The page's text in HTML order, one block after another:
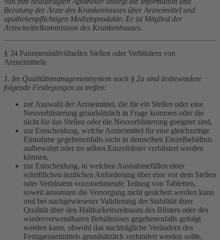
Beratung der Ärzte des Krankenhauses über Arzneimittel und
apothekenpflichtigen Medizinprodukte. Er ist Mitglied der
Arzneimittelkommission des Krankenhauses.
§ 34 Patientenindividuelles Stellen oder Verblistern von
Arzneimitteln
1. Im Qualitätsmanagementsystem nach § 2a sind insbesondere
folgende Festlegungen zu treffen:
zur Auswahl der Arzneimittel, die für ein Stellen oder eine
Neuverblisterung grundsätzlich in Frage kommen oder die
nicht für das Stellen oder die Neuverblisterung geeignet sind,
zur Entscheidung, welche Arzneimittel für eine gleichzeitige
Einnahme gegebenenfalls nicht in demselben Einzelbehältnis
aufbewahrt oder im selben Einzelblister verblistert werden
können,
zur Entscheidung, in welchen Ausnahmefällen einer
schriftlichen ärztlichen Anforderung über eine vor dem Stellen
oder Verblistern vorzunehmende Teilung von Tabletten,
soweit ansonsten die Versorgung nicht gesichert werden kann
und bei nachgewiesener Validierung der Stabilität ihrer
Qualität über den Haltbarkeitszeitraum des Blisters oder des
wiederverwendbaren Behältnisses gegebenenfalls gefolgt
werden kann, obwohl das nachträgliche Verändern des
Fertigarzneimittels grundsätzlich verhindert werden sollte,